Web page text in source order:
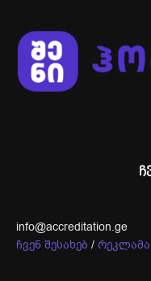
info@accreditation.ge
ჩვენ შესახებ / რეკლამა